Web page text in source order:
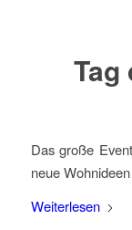
Tag
Das große
neue
Weiterlesen